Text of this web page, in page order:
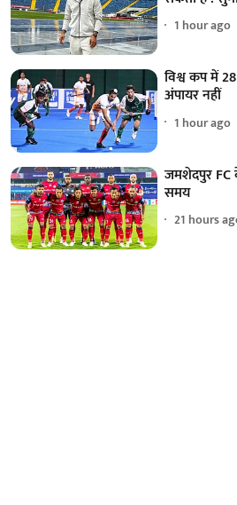
1 hour ago
विश्व कप में
अंपायर नहीं
1 hour ago
जमशेदपुर
समय
21 hours